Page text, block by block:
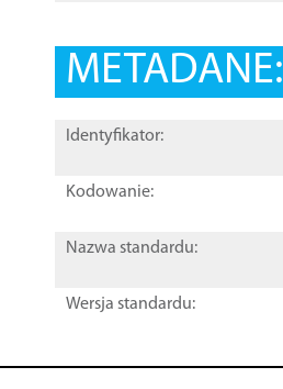
METADANE:
Identyfikator:
Kodowanie:
Nazwa standardu:
Wersja standardu: